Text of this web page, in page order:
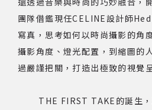
團隊借鑑現任CELINE設計師
寫真，思考如何以時尚攝影的
攝影角度、燈光配置，到縮圖的
過嚴謹把關，打造出極致的視覺
THE FIRST TAKE的誕生，
組織協會
曲目統計表